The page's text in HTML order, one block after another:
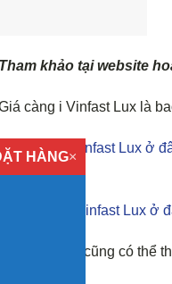
Tham khảo tại website
càng i Vinfast Lux là
càng i Vinfast Lux ở
Thay càng i Vinfast Lux ở
Ngoài ra bạn cũng có thể
HÀNG×